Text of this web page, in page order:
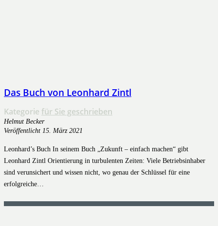
Das Buch von Leonhard Zintl
Kategorie für Sie geschrieben
Helmut Becker
Veröffentlicht 15. März 2021
Leonhard’s Buch In seinem Buch „Zukunft – einfach machen“ gibt
Leonhard Zintl Orientierung in turbulenten Zeiten: Viele Betriebsinhaber
sind verunsichert und wissen nicht, wo genau der Schlüssel für eine
erfolgreiche…